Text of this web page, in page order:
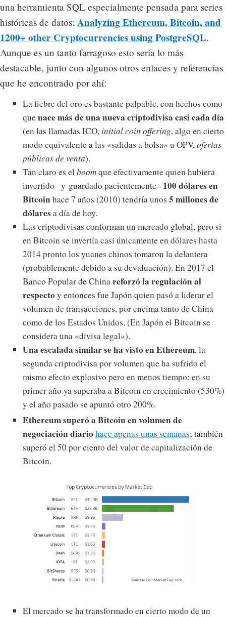
una herramienta SQL especialmente pensada para series
históricas de datos: Analyzing Ethereum, Bitcoin, and
1200+ other Cryptocurrencies using PostgreSQL.
Aunque es un tanto farragoso esto sería lo más
destacable, junto con algunos otros enlaces y referencias
que he encontrado por ahí:
La fiebre del oro es bastante palpable, con hechos como
quenace más de una nueva criptodivisa casi cada día
(en las llamadas ICO, initial coin offering, algo en cierto
modo equivalente a las «salidas a bolsa» u OPV,ofertas
públicas de venta).
Tan claro es elboomque efectivamente quien hubiera
invertido –y guardado pacientemente– 100 dólares en
Bitcoinhace 7 años (2010) tendría unos 5 millones de
dólaresa día de hoy.
Las criptodivisas conforman un mercado global, pero si
en Bitcoin se invertía casi únicamente en dólares hasta
2014 pronto los yuanes chinos tomaron la delantera
(probablemente debido a su devaluación). En 2017 el
Banco Popular de Chinareforzó la regulación al
respectoy entonces fue Japón quien pasó a liderar el
volumen de transacciones, por encima tanto de China
como de los Estados Unidos. (En Japón el Bitcoin se
considera una «divisa legal»).
Una escalada similar se ha visto en Ethereum, la
segunda criptodivisa por volumen que ha sufrido el
mismo efecto explosivo pero en menos tiempo: en su
primer año ya superaba a Bitcoin en crecimiento (530%)
y el año pasado se apuntó otro 200%.
Ethereum superó a Bitcoin en volumen de
negociación diariohace apenas unas semanas; también
superó el 50 por ciento del valor de capitalización de
Bitcoin.
El mercado se ha transformado en cierto modo de un